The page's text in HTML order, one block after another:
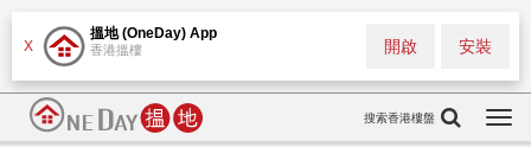
X
搵地 (OneDay) App
香港搵樓 安裝
開啟
搜索香港樓盤